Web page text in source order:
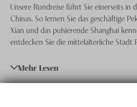
Über uns
Feedback
knecht
Unsere Rundreise führt Sie einerseits in
Chinas. So lernen Sie das geschäftige
Xian und das pulsierende Shanghai
entdecken Sie die mittelalterliche Stadt
Vielseitigkeit und Schönheit des Reichs
kurz. So statten Sie den kunstvoll
Mehr Lesen